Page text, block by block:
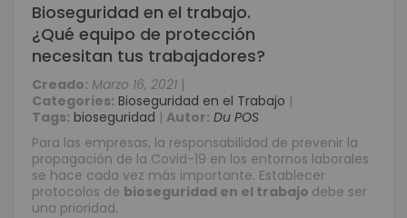
Bioseguridad en el trabajo.
¿Qué equipo de protección
necesitan tus trabajadores?
Creado: Marzo 16, 2021 |
Categories: Bioseguridad en el Trabajo |
Tags: bioseguridad | Autor: Du POS
Para las empresas, la responsabilidad de prevenir la
propagación de la Covid-19 en los entornos laborales
se hace cada vez más importante. Establecer
protocolos de bioseguridad en el trabajo debe ser
una prioridad.